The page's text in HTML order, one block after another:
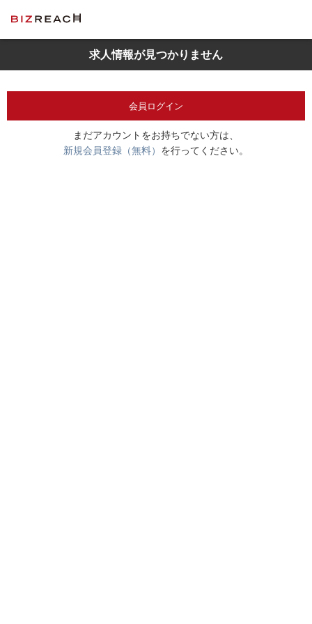
求人情報が見つかりません
会員ログイン
まだアカウントをお持ちでない方は、
新規会員登録（無料） を行ってください。